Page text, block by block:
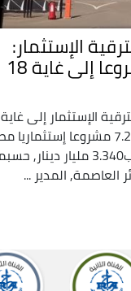
الإستثمار:
تسجيل 7230 مشروعا إلى غاية 18
مايو الجاري, ما يناهز 7.230 مشروعا
به بقيمة إجمالية تقدر ب3.340 مليار دينار,
العاصمة, المدير ...